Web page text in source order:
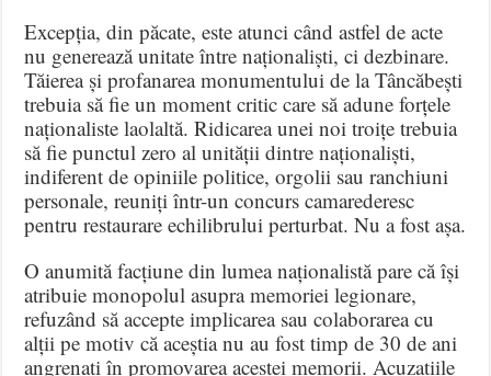
Excepția, din păcate, este atunci când astfel de acte
nu generează unitate între naționaliști, ci dezbinare.
Tăierea și profanarea monumentului de la Tâncăbești
trebuia să fie un moment critic care să adune forțele
naționaliste laolaltă. Ridicarea unei noi troițe trebuia
să fie punctul zero al unității dintre naționaliști,
indiferent de opiniile politice, orgolii sau ranchiuni
personale, reuniți într-un concurs camarederesc
pentru restaurare echilibrului perturbat. Nu a fost așa.
O anumită facțiune din lumea naționalistă pare că își
atribuie monopolul asupra memoriei legionare,
refuzând să accepte implicarea sau colaborarea cu
alții pe motiv că aceștia nu au fost timp de 30 de ani
angrenați în promovarea acestei memorii. Acuzațiile